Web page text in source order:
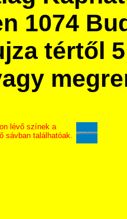
1074
tértől
lévő színek a
sávban találhatóak.